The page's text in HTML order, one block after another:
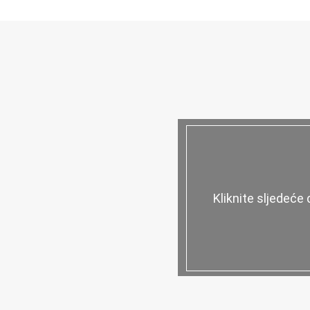
Kliknite sljedeće